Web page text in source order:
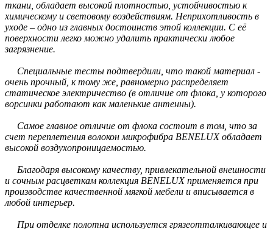
ткани, обладает высокой плотностью, устойчивостью к
химическому и световому воздействиям. Неприхотливость в
уходе – одно из главных достоинств этой коллекции. С её
поверхности легко можно удалить практически любое
загрязнение.
Специальные тесты подтвердили, что такой материал -
очень прочный, к тому же, равномерно распределяет
статическое электричество (в отличие от флока, у которого
ворсинки работают как маленькие антенны).
Самое главное отличие от флока состоит в том, что за
счет переплетения волокон микрофибра BENELUX обладает
высокой воздухопроницаемостью.
Благодаря высокому качеству, привлекательной внешности
и сочным расцветкам коллекция BENELUX применяется при
производстве качественной мягкой мебели и вписывается в
любой интерьер.
При отделке полотна используется грязеотталкивающее и